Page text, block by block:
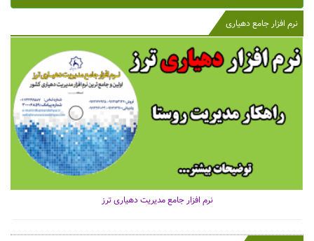
نرم افزار جامع دهیاری
نرم افزار جامع مدیریت دهیاری ترز